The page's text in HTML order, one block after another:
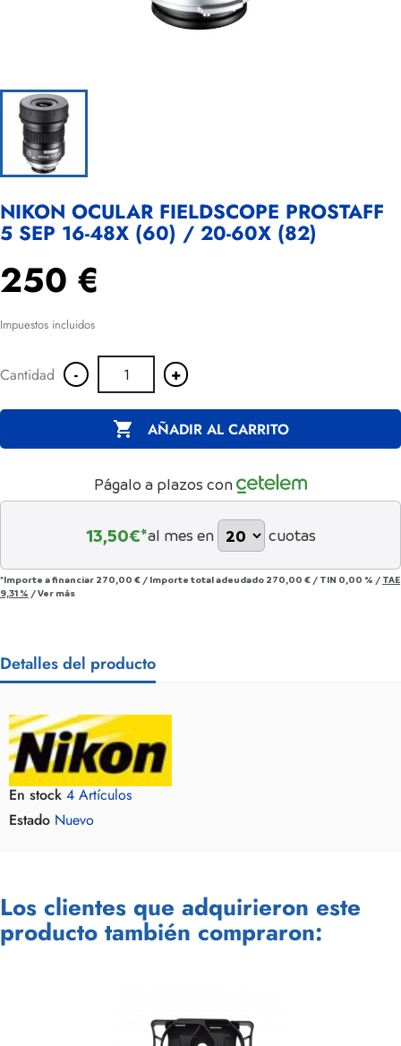
NIKON OCULAR FIELDSCOPE PROSTAFF
5 SEP 16-48X (60) / 20-60X (82)
250 €
Impuestos incluidos
Cantidad - +
 AÑADIR AL CARRITO
Págalo a plazos con
13,50€*al mes en cuotas
*Importe a financiar 270,00 € / Importe total adeudado 270,00 € / TIN 0,00 % / TAE
9,31 % /Ver más
Detalles del producto
En stock 4 Artículos
Estado Nuevo
Los clientes que adquirieron este
producto también compraron: